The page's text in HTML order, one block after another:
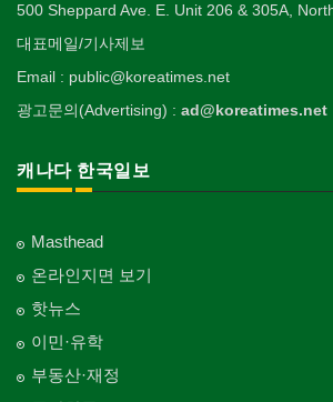
500 Sheppard Ave. E. Unit 206 & 305A,
대표메일/기사제보
Email : public@koreatimes.net
광고문의(Advertising) : ad@koreatimes.net
캐나다 한국일보
Masthead
온라인지면 보기
핫뉴스
이민·유학
부동산·재정